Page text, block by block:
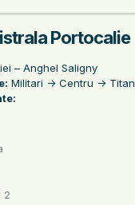
Portocalie
– Anghel Saligny
Militari -> Centru -> Titan
2